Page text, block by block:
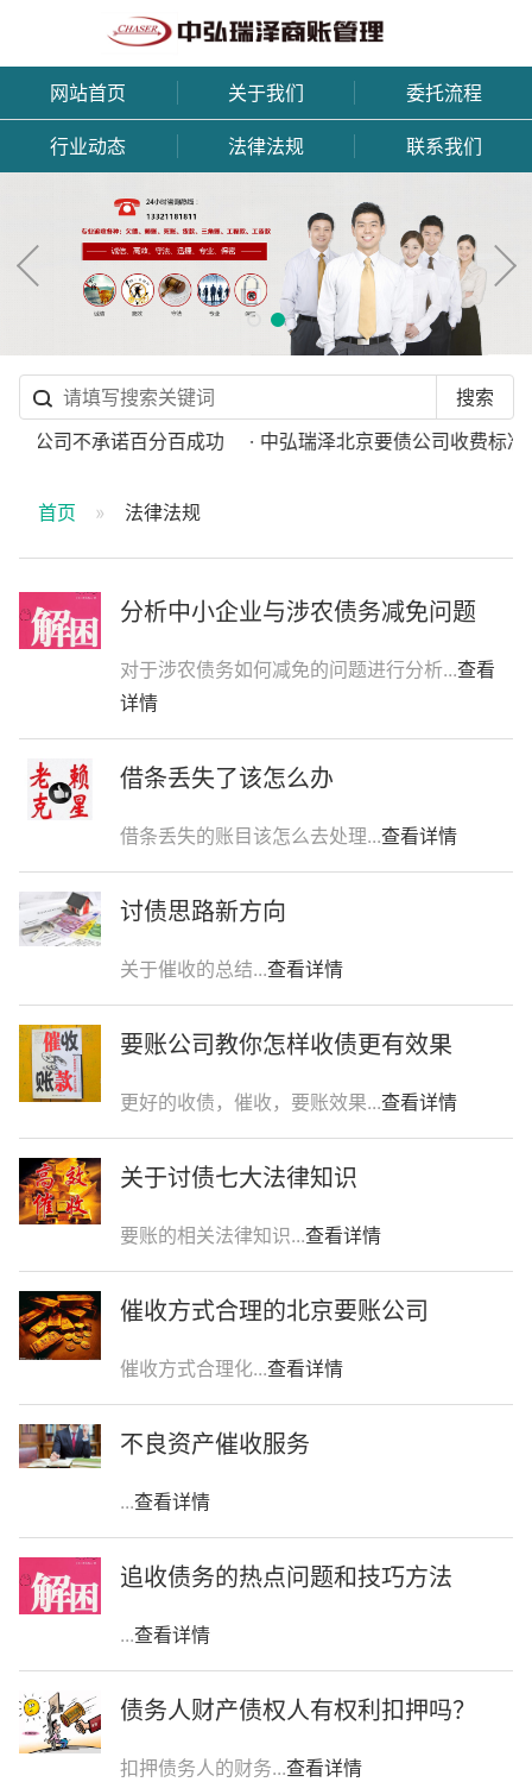
网站首页 关于我们 委托流程
行业动态 法律法规 联系我们
公司不承诺百分百成功 · 中弘瑞泽北京要债公司收费标准
首页 法律法规
分析中小企业与涉农债务减免问题
对于涉农债务如何减免的问题进行分析...查看
详情
借条丢失了该怎么办
借条丢失的账目该怎么去处理...查看详情
讨债思路新方向
关于催收的总结...查看详情
要账公司教你怎样收债更有效果
更好的收债，催收，要账效果...查看详情
关于讨债七大法律知识
要账的相关法律知识...查看详情
催收方式合理的北京要账公司
催收方式合理化...查看详情
不良资产催收服务
...查看详情
追收债务的热点问题和技巧方法
...查看详情
债务人财产债权人有权利扣押吗？
扣押债务人的财务...查看详情